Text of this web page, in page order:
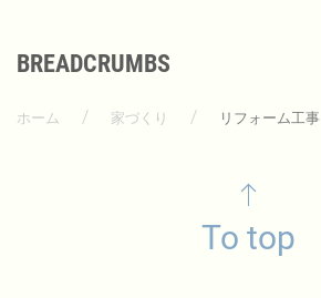
BREADCRUMBS
ホーム 家づくり リフォーム工事
To top